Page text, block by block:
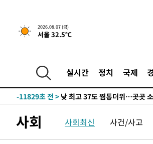
2026.08.07 (금)
서울 32.5℃
실시간 정치 국제
↓-23278초 전 >[속보]이 대통령 "부동산 공급
실천"
-22363초 전 >이란, "오만과 '중앙 단일 루트'
-13895초 전 >
[속보]이 대통령, '호우피해' 안
-13858초 전 >
갈 수도
-11829초 전 > 낮 최고 37도 찜통더위…곳곳
응"
-6991초 전 >
여자배구 이재영·이다영 자매,
-6244초 전 >외국인 심판 성 접대 7경기 들여
사회 사회최신 사건/사고